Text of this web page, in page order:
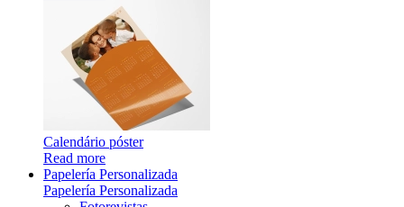
Calendário póster
Read more
Papelería Personalizada
Papelería Personalizada